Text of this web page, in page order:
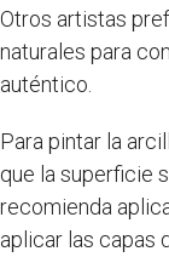
Otros artistas
naturales para
auténtico.
Para pintar la
que la superficie
recomienda
aplicar las capas